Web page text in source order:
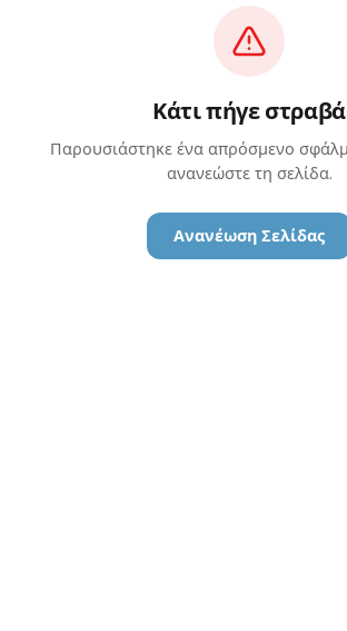
Κάτι πήγε στραβά
Παρουσιάστηκε ένα απρόσμενο
ανανεώστε τη σελίδα.
Ανανέωση Σελίδας